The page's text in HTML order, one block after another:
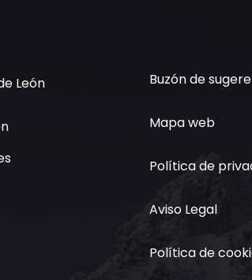
León Buzón de
Mapa web
Política de
Aviso Legal
Política de